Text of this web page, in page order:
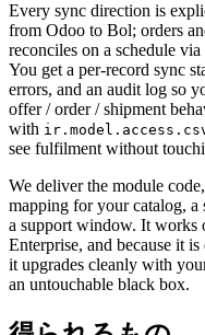
Every sync direction is
from Odoo to Bol; orders
reconciles on a schedule
You get a per-record sync
errors, and an audit log so
offer / order / shipment
with
see fulfilment without
We deliver the module
mapping for your catalog, a
a support window. It works
Enterprise, and because it
it upgrades cleanly with
an untouchable black box.